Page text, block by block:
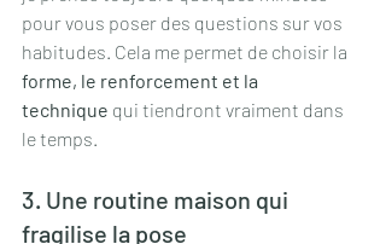
pour vous poser des questions sur vos
habitudes. Cela me permet de choisir la
forme, le renforcement et la
technique qui tiendront vraiment dans
le temps.
3. Une routine maison qui
fragilise la pose